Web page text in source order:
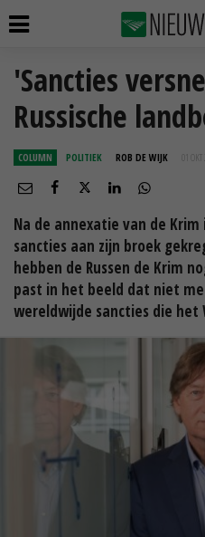
'Sancties
Russische
COLUMN POLITIEK ROB DE WIJK 01
Na de annexatie van de Krim
sancties aan zijn broek
hebben de Russen de Krim
past in het beeld dat niet
wereldwijde sancties die